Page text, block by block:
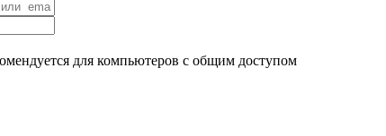
для компьютеров с общим доступом